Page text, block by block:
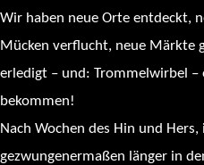
Wir haben neue Orte entdeckt,
Mücken verflucht, neue Märkte
erledigt – und: Trommelwirbel –
bekommen!
Nach Wochen des Hin und
gezwungenermaßen länger in